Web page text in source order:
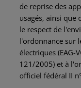
de reprise des
usagés, ainsi que
le respect de
l'ordonnance sur
électriques (EAG-
121/2005) et à
officiel fédéral II